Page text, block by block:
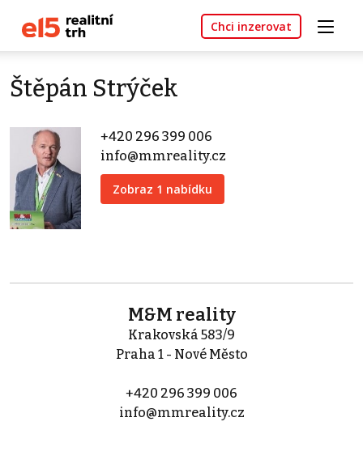
Chci inzerovat
Štěpán Strýček
+420 296 399 006
info@mmreality.cz
Zobraz 1 nabídku
M&M reality
Krakovská 583/9
Praha 1 - Nové Město
+420 296 399 006
info@mmreality.cz